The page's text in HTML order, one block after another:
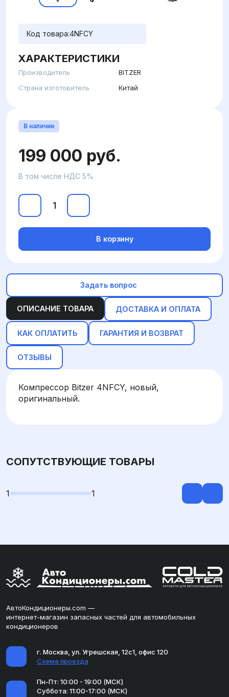
Код товара:4NFCY
ХАРАКТЕРИСТИКИ
Производитель
BITZER
Страна изготовитель
Китай
ОПИСАНИЕ ТОВАРА ДОСТАВКА И ОПЛАТА
КАК ОПЛАТИТЬ ГАРАНТИЯ И ВОЗВРАТ
ОТЗЫВЫ
Компрессор Bitzer 4NFCY, новый,
оригинальный.
В наличии
199 000 руб.
В том числе НДС 5%
В корзину
Задать вопрос
СОПУТСТВУЮЩИЕ ТОВАРЫ
1 1
АвтоКондиционеры.com —
интернет-магазин запасных частей для автомобильных
кондиционеров
г. Москва, ул. Угрешская, 12с1, офис 120
Схема проезда
Пн-Пт: 10:00 - 19:00 (МСК)
Суббота: 11:00-17:00 (МСК)